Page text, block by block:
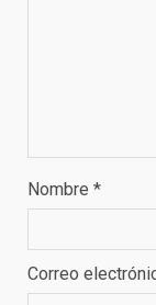
Nombre *
Correo